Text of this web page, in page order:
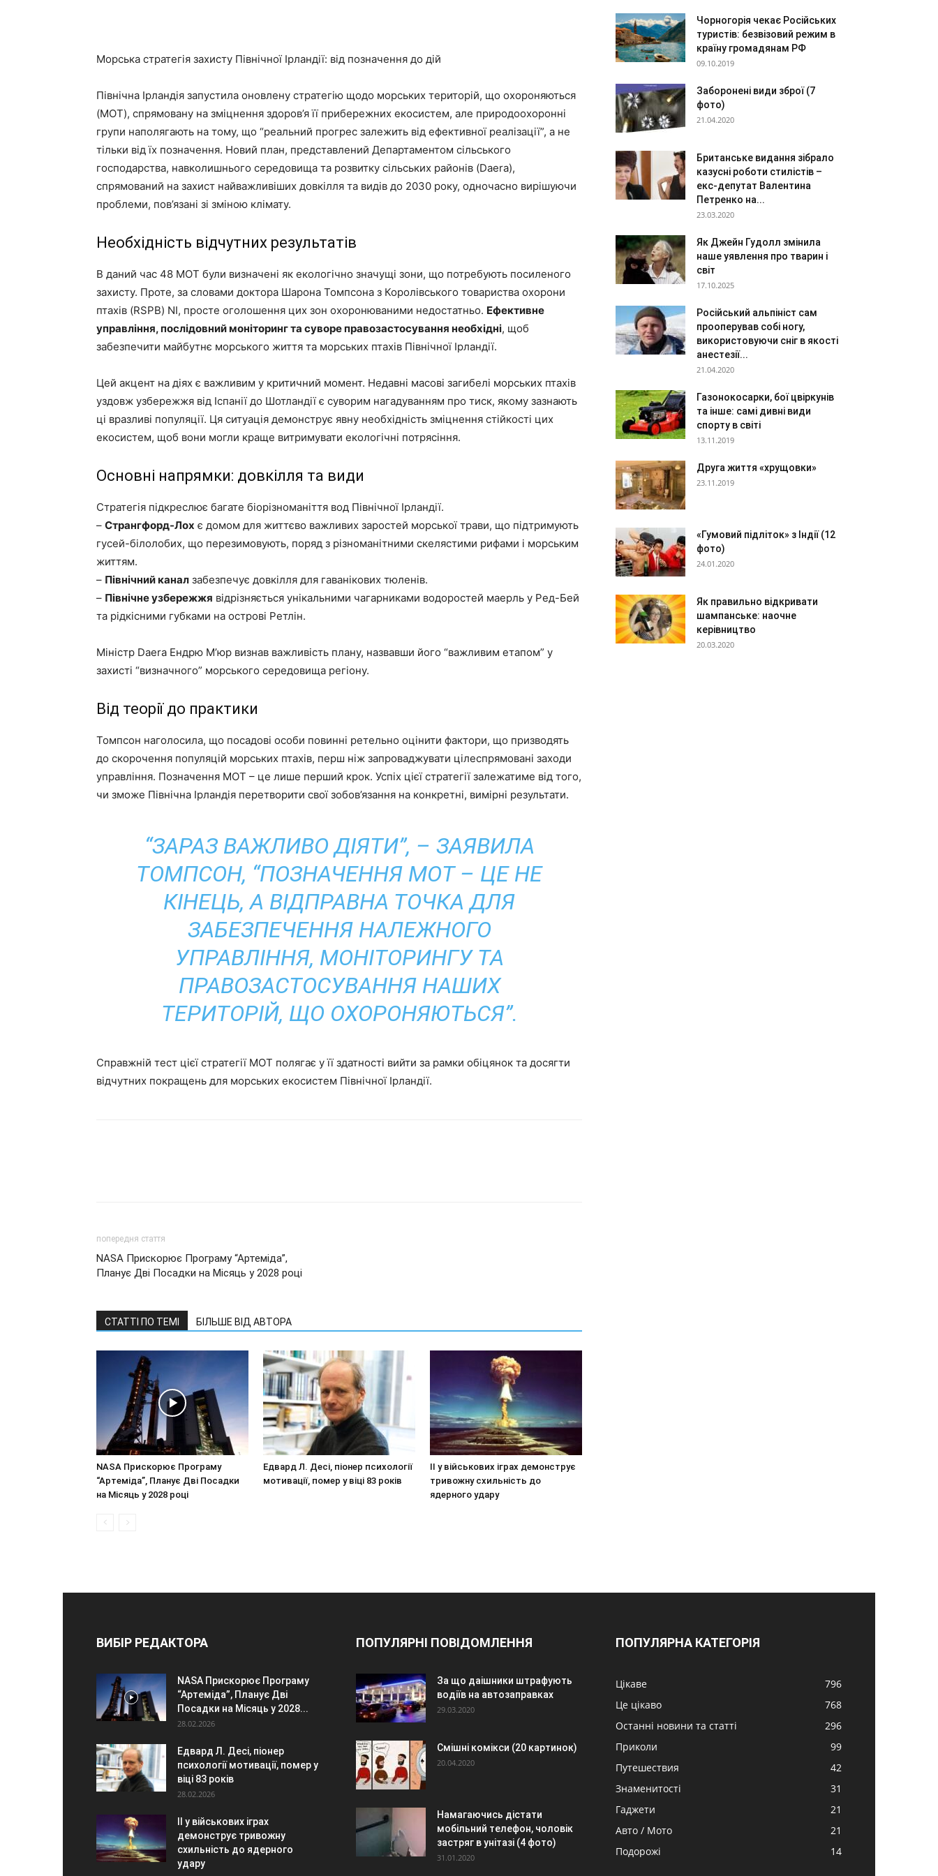
Морська стратегія захисту Північної Ірландії: від позначення до дій
Північна Ірландія запустила оновлену стратегію щодо морських територій, що охороняються
(MOT), спрямовану на зміцнення здоров’я її прибережних екосистем, але природоохоронні
групи наполягають на тому, що “реальний прогрес залежить від ефективної реалізації”, а не
тільки від їх позначення. Новий план, представлений Департаментом сільського
господарства, навколишнього середовища та розвитку сільських районів (Daera),
спрямований на захист найважливіших довкілля та видів до 2030 року, одночасно вирішуючи
проблеми, пов’язані зі зміною клімату.
Необхідність відчутних результатів
В даний час 48 MOT були визначені як екологічно значущі зони, що потребують посиленого
захисту. Проте, за словами доктора Шарона Томпсона з Королівського товариства охорони
птахів (RSPB) NI, просте оголошення цих зон охоронюваними недостатньо. Ефективне
управління, послідовний моніторинг та суворе правозастосування необхідні, щоб
забезпечити майбутнє морського життя та морських птахів Північної Ірландії.
Цей акцент на діях є важливим у критичний момент. Недавні масові загибелі морських птахів
уздовж узбережжя від Іспанії до Шотландії є суворим нагадуванням про тиск, якому зазнають
ці вразливі популяції. Ця ситуація демонструє явну необхідність зміцнення стійкості цих
екосистем, щоб вони могли краще витримувати екологічні потрясіння.
Основні напрямки: довкілля та види
Стратегія підкреслює багате біорізноманіття вод Північної Ірландії.
– Странгфорд-Лох є домом для життєво важливих заростей морської трави, що підтримують
гусей-білолобих, що перезимовують, поряд з різноманітними скелястими рифами і морським
життям.
– Північний канал забезпечує довкілля для гаванікових тюленів.
– Північне узбережжя відрізняється унікальними чагарниками водоростей маерль у Ред-Бей
та рідкісними губками на острові Ретлін.
Міністр Daera Ендрю М’юр визнав важливість плану, назвавши його “важливим етапом” у
захисті “визначного” морського середовища регіону.
Від теорії до практики
Томпсон наголосила, що посадові особи повинні ретельно оцінити фактори, що призводять
до скорочення популяцій морських птахів, перш ніж запроваджувати цілеспрямовані заходи
управління. Позначення MOT – це лише перший крок. Успіх цієї стратегії залежатиме від того,
чи зможе Північна Ірландія перетворити свої зобов’язання на конкретні, вимірні результати.
“ЗАРАЗ ВАЖЛИВО ДІЯТИ”, – ЗАЯВИЛА
ТОМПСОН, “ПОЗНАЧЕННЯ MOT – ЦЕ НЕ
КІНЕЦЬ, А ВІДПРАВНА ТОЧКА ДЛЯ
ЗАБЕЗПЕЧЕННЯ НАЛЕЖНОГО
УПРАВЛІННЯ, МОНІТОРИНГУ ТА
ПРАВОЗАСТОСУВАННЯ НАШИХ
ТЕРИТОРІЙ, ЩО ОХОРОНЯЮТЬСЯ”.
Справжній тест цієї стратегії MOT полягає у її здатності вийти за рамки обіцянок та досягти
відчутних покращень для морських екосистем Північної Ірландії.
попередня стаття
NASA Прискорює Програму “Артеміда”,
Планує Дві Посадки на Місяць у 2028 році
СТАТТІ ПО ТЕМІ БІЛЬШЕ ВІД АВТОРА
NASA Прискорює Програму
“Артеміда”, Планує Дві Посадки
на Місяць у 2028 році
Едвард Л. Десі, піонер психології
мотивації, помер у віці 83 років
ІІ у військових іграх демонструє
тривожну схильність до
ядерного удару
Чорногорія чекає Російських
туристів: безвізовий режим в
країну громадянам РФ
09.10.2019
Заборонені види зброї (7
фото)
21.04.2020
Британське видання зібрало
казусні роботи стилістів –
екс-депутат Валентина
Петренко на...
23.03.2020
Як Джейн Гудолл змінила
наше уявлення про тварин і
світ
17.10.2025
Російський альпініст сам
прооперував собі ногу,
використовуючи сніг в якості
анестезії...
21.04.2020
Газонокосарки, бої цвіркунів
та інше: самі дивні види
спорту в світі
13.11.2019
Друга життя «хрущовки»
23.11.2019
«Гумовий підліток» з Індії (12
фото)
24.01.2020
Як правильно відкривати
шампанське: наочне
керівництво
20.03.2020
ВИБІР РЕДАКТОРА
NASA Прискорює Програму
“Артеміда”, Планує Дві
Посадки на Місяць у 2028...
28.02.2026
Едвард Л. Десі, піонер
психології мотивації, помер у
віці 83 років
28.02.2026
ІІ у військових іграх
демонструє тривожну
схильність до ядерного
удару
ПОПУЛЯРНІ ПОВІДОМЛЕННЯ
За що даішники штрафують
водіїв на автозаправках
29.03.2020
Смішні комікси (20 картинок)
20.04.2020
Намагаючись дістати
мобільний телефон, чоловік
застряг в унітазі (4 фото)
31.01.2020
ПОПУЛЯРНА КАТЕГОРІЯ
Цікаве
796
Це цікаво
768
Останні новини та статті
296
Приколи
99
Путешествия
42
Знаменитості
31
Гаджети
21
Авто / Мото
21
Подорожі
14